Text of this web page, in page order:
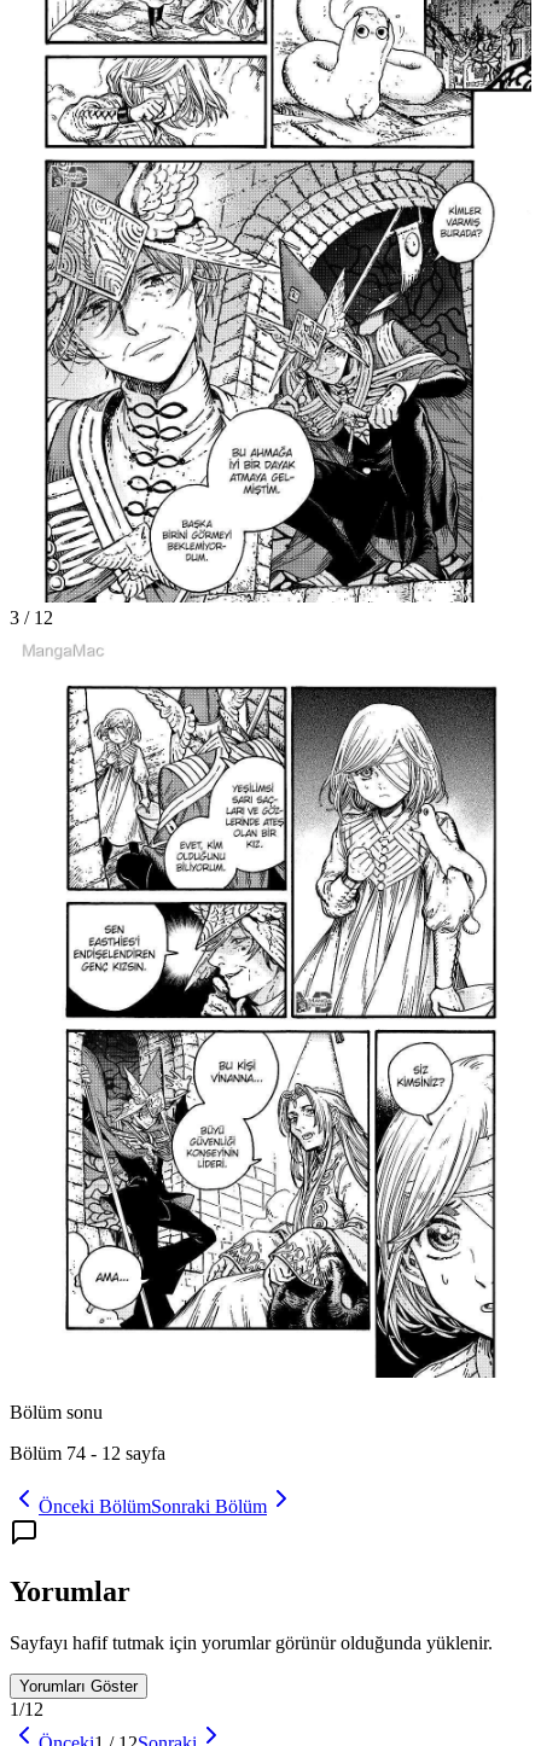
3 / 12
Bölüm sonu
Bölüm 74 - 12 sayfa
Önceki BölümSonraki Bölüm
Yorumlar
Sayfayı hafif tutmak için yorumlar görünür olduğunda yüklenir.
Yorumları Göster
1/12